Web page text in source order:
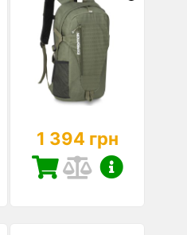
1 394 грн